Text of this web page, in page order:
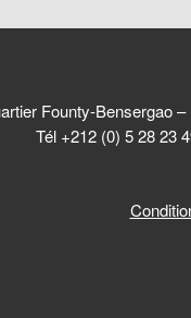
Founty-Bensergao
Tél +212 (0) 5 28 23